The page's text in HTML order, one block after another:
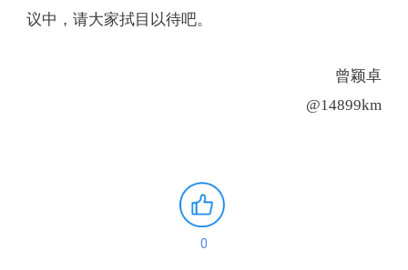
议中，请大家拭目以待吧。
曾颖卓
@14899km
0